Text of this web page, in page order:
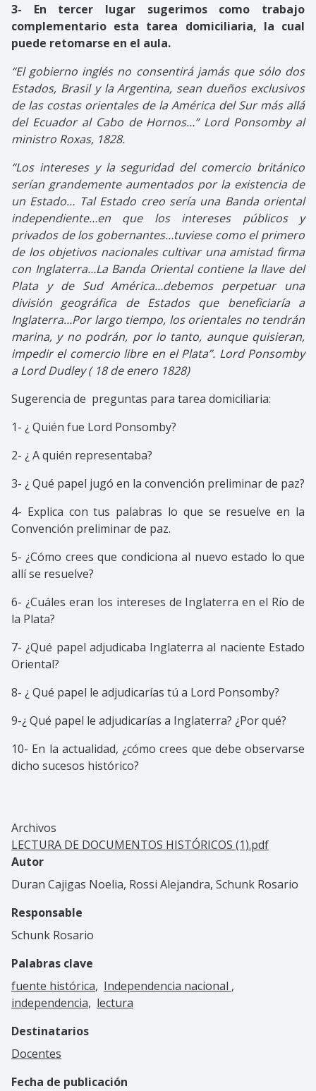
3- En tercer lugar sugerimos como trabajo
complementario esta tarea domiciliaria, la cual
puede retomarse en el aula.
“El gobierno inglés no consentirá jamás que sólo dos
Estados, Brasil y la Argentina, sean dueños exclusivos
de las costas orientales de la América del Sur más allá
del Ecuador al Cabo de Hornos…” Lord Ponsomby al
ministro Roxas, 1828.
“Los intereses y la seguridad del comercio británico
serían grandementeaumentados por la existencia de
un Estado… Tal Estado creo sería una Banda oriental
independiente…en que los intereses públicos y
privados de los gobernantes…tuviese como el primero
de los objetivos nacionales cultivar una amistad firma
con Inglaterra…La Banda Oriental contiene la llave del
Plata y de Sud América…debemos perpetuar una
división geográfica de Estados que beneficiaría a
Inglaterra…Por largo tiempo, los orientales no tendrán
marina, y no podrán, por lo tanto, aunque quisieran,
impedir el comercio libre en el Plata”. Lord Ponsomby
a Lord Dudley ( 18 de enero 1828)
Sugerencia de preguntas para tarea domiciliaria:
1- ¿ Quién fue Lord Ponsomby?
2- ¿ A quién representaba?
3- ¿ Qué papel jugó en la convención preliminar de paz?
4- Explica con tus palabras lo que se resuelve en la
Convención preliminar de paz.
5- ¿Cómo crees que condiciona al nuevo estado lo que
allí se resuelve?
6- ¿Cuáles eran los intereses de Inglaterra en el Río de
la Plata?
7- ¿Qué papel adjudicaba Inglaterra al naciente Estado
Oriental?
8- ¿ Qué papel le adjudicarías tú a Lord Ponsomby?
9-¿ Qué papel le adjudicarías a Inglaterra? ¿Por qué?
10- En la actualidad, ¿cómo crees que debe observarse
dicho sucesos histórico?
Archivos
LECTURA DE DOCUMENTOS HISTÓRICOS (1).pdf
Autor
Duran Cajigas Noelia, Rossi Alejandra, Schunk Rosario
Responsable
Schunk Rosario
Palabras clave
fuente histórica
Independencia nacional
independencia
lectura
Destinatarios
Docentes
Fecha de publicación